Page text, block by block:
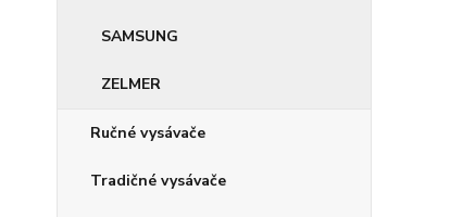
SAMSUNG
ZELMER
Ručné vysávače
Tradičné vysávače